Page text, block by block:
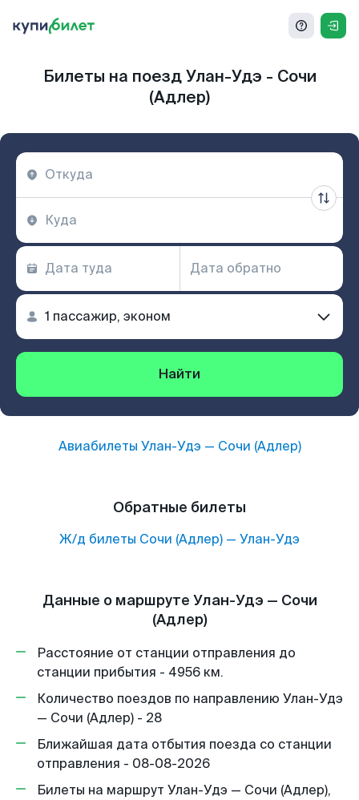
Билеты на поезд Улан-Удэ - Сочи
(Адлер)
Найти
Авиабилеты Улан-Удэ — Сочи (Адлер)
Обратные билеты
Ж/д билеты Сочи (Адлер) — Улан-Удэ
Данные о маршруте Улан-Удэ — Сочи
(Адлер)
Расстояние от станции отправления до
станции прибытия - 4956 км.
Количество поездов по направлению Улан-Удэ
— Сочи (Адлер) - 28
Ближайшая дата отбытия поезда со станции
отправления - 08-08-2026
Билеты на маршрут Улан-Удэ — Сочи (Адлер),